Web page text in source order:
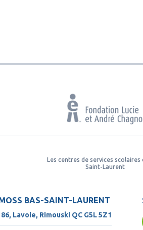
Les centres de services scolaires
Saint-Laurent
BAS-SAINT-LAURENT
Lavoie, Rimouski QC G5L 5Z1